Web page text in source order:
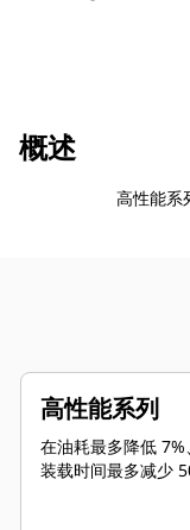
概述
高性能系
高性能系列
在油耗最多降低
装载时间最多减少